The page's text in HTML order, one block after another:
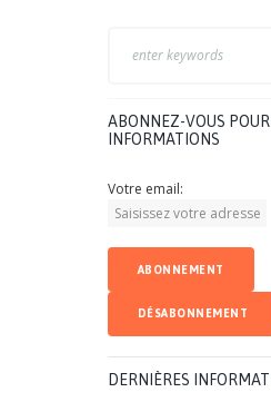
ABONNEZ-VOUS
INFORMATIONS
Votre email:
DERNIÈRES